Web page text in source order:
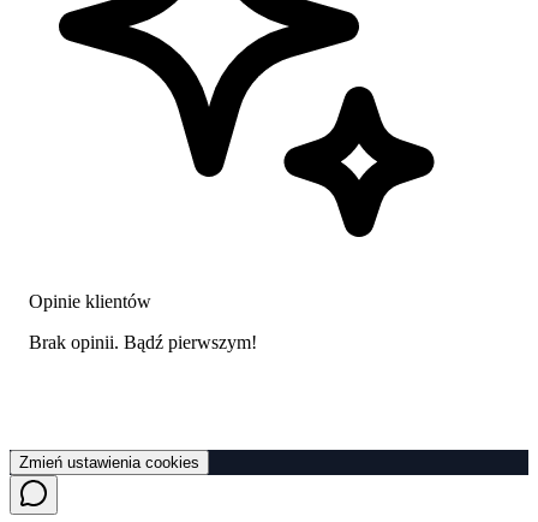
Opinie klientów
Brak opinii. Bądź pierwszym!
Zmień ustawienia cookies